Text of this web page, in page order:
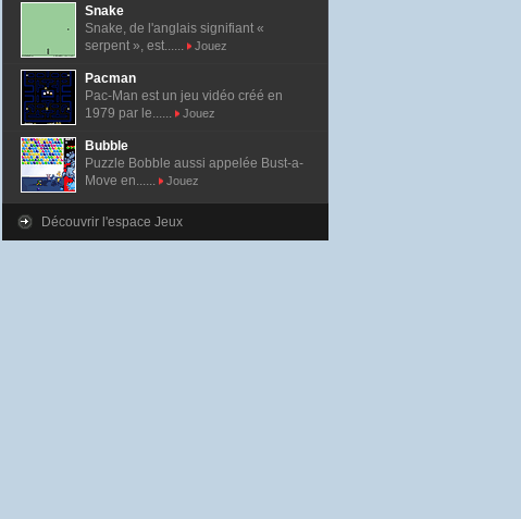
Snake
Snake, de l'anglais signifiant «
serpent », est......
Jouez
Pacman
Pac-Man est un jeu vidéo créé en
1979 par le......
Jouez
Bubble
Puzzle Bobble aussi appelée Bust-a-
Move en......
Jouez
Découvrir l'espace Jeux